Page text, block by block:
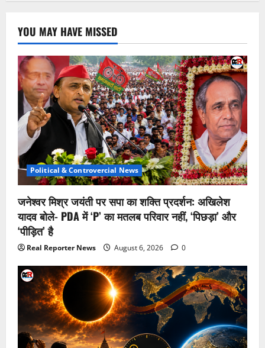
YOU MAY HAVE MISSED
Political & Controvercial News
जनेश्वर मिश्र जयंती पर सपा का शक्ति प्रदर्शन: अखिलेश
यादव बोले- PDA में ‘P’ का मतलब परिवार नहीं, ‘पिछड़ा’ और
‘पीड़ित’ है
Real Reporter News August 6, 2026 0